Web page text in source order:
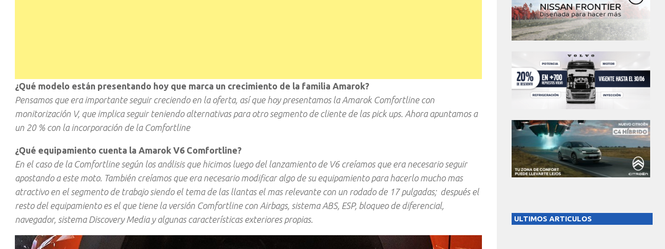
¿Qué modelo están presentando hoy que marca un crecimiento de la familia Amarok?
Pensamos que era importante seguir creciendo en la oferta, así que hoy presentamos la Amarok Comfortline con
monitorización V, que implica seguir teniendo alternativas para otro segmento de cliente de las pick ups. Ahora apuntamos a
un 20 % con la incorporación de la Comfortline
¿Qué equipamiento cuenta la Amarok V6 Comfortline?
En el caso de la Comfortline según los análisis que hicimos luego del lanzamiento de V6 creíamos que era necesario seguir
apostando a este moto. También creíamos que era necesario modificar algo de su equipamiento para hacerlo mucho mas
atractivo en el segmento de trabajo siendo el tema de las llantas el mas relevante con un rodado de 17 pulgadas; después el
resto del equipamiento es el que tiene la versión Comfortline con Airbags, sistema ABS, ESP, bloqueo de diferencial,
navegador, sistema Discovery Media y algunas características exteriores propias.
ULTIMOS ARTICULOS